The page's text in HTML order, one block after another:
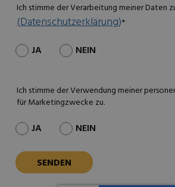
Ich stimme der Verarbeitung meiner Daten
(Datenschutzerklärung)*
JA NEIN
Ich stimme der Verwendung meiner
für Marketingzwecke zu.
JA NEIN